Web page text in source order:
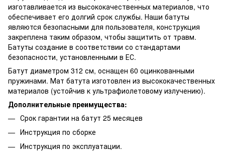
изготавливается из высококачественных материалов, что
обеспечивает его долгий срок службы. Наши батуты
являются безопасными для пользователя, конструкция
закреплена таким образом, чтобы защитить от травм.
Батуты создание в соответствии со стандартами
безопасности, установленными в ЕС.
Батут диаметром 312 см, оснащен 60 оцинкованными
пружинами. Мат батута изготовлен из высококачественных
материалов (устойчив к ультрафиолетовому излучению).
Дополнительные преимущества:
Срок гарантии на батут 25 месяцев
Инструкция по сборке
Инструкция по эксплуатации.